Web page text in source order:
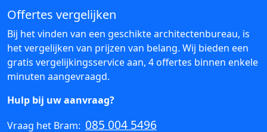
Offertes vergelijken
Bij het vinden van een geschikte architectenbureau, is
het vergelijken van prijzen van belang. Wij bieden een
gratis vergelijkingsservice aan, 4 offertes binnen enkele
minuten aangevraagd.
Hulp bij uw aanvraag?
Vraag het Bram: 085 004 5496